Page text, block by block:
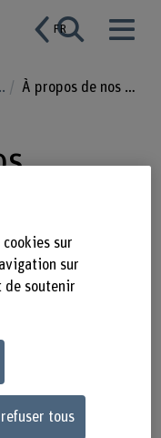
FR
À propos de nos formations continues
HAFL
continues et
Ces formations
la recherche et les
aux
se
sur
sur
de soutenir
refuser tous